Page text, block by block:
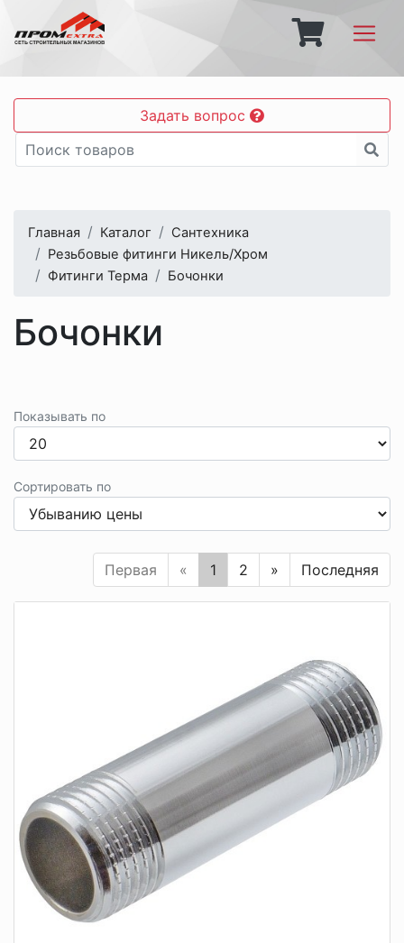
Задать вопрос
Главная Каталог
Сантехника
Резьбовые фитинги Никель/Хром
Фитинги Терма
Бочонки
Бочонки
Показывать по
Сортировать по
Первая « 1 2 » Последняя